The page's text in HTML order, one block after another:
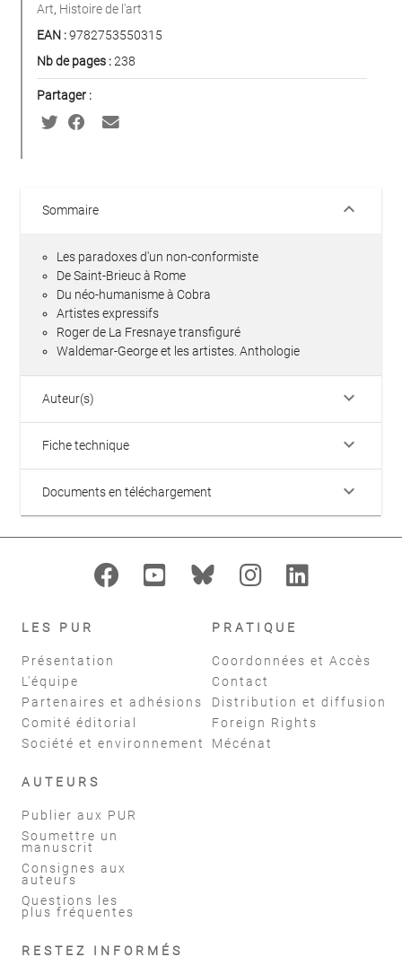
Art, Histoire de l'art
EAN :9782753550315
Nb de pages :238
Partager :
Sommaire keyboard_arrow_down
Les paradoxes d'un non-conformiste
De Saint-Brieuc à Rome
Du néo-humanisme à Cobra
Artistes expressifs
Roger de La Fresnaye transfiguré
Waldemar-George et les artistes. Anthologie
Auteur(s) keyboard_arrow_down
Fiche technique keyboard_arrow_down
Documents en téléchargement keyboard_arrow_down
LES PUR
Présentation
L'équipe
Partenaires et adhésions
Comité éditorial
Société et environnement
PRATIQUE
Coordonnées et Accès
Contact
Distribution et diffusion
Foreign Rights
Mécénat
AUTEURS
Publier aux PUR
Soumettre un
manuscrit
Consignes aux
auteurs
Questions les
plus fréquentes
RESTEZ INFORMÉS